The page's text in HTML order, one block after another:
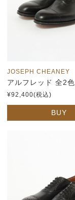
JOSEPH CHEANEY
アルフレッド 全2色
¥92,400(税込)
BUY